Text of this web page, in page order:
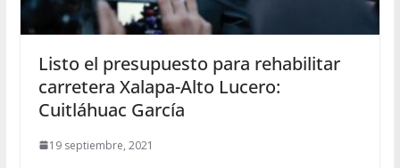
Listo el presupuesto para rehabilitar
carretera Xalapa-Alto Lucero:
Cuitláhuac García
19 septiembre, 2021